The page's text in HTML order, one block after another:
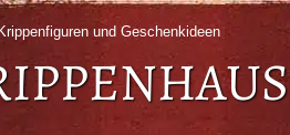
und Geschenkideen